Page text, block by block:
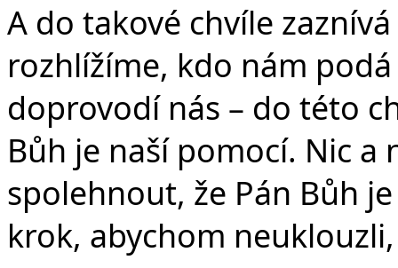
A do takové chvíle
rozhlížíme, kdo nám
doprovodí nás – do této
Bůh je naší pomocí. Nic a
spolehnout, že Pán Bůh
krok, abychom